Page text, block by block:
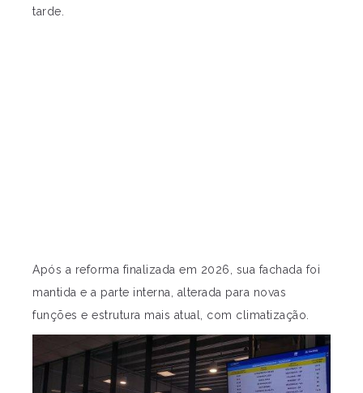
tarde.
Após a reforma finalizada em 2026, sua fachada foi
mantida e a parte interna, alterada para novas
funções e estrutura mais atual, com climatização.